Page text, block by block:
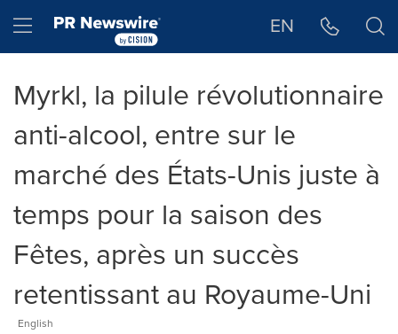
Hamburger menu EN
Myrkl, la pilule révolutionnaire
anti-alcool, entre sur le
marché des États-Unis juste à
temps pour la saison des
Fêtes, après un succès
retentissant au Royaume-Uni
English